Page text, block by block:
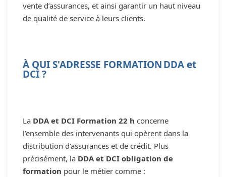
vente d’assurances, et ainsi garantir un haut niveau
de qualité de service à leurs clients.
À QUI S'ADRESSE FORMATION DDA et
DCI ?
La DDA et DCI Formation 22 h concerne
l’ensemble des intervenants qui opèrent dans la
distribution d’assurances et de crédit. Plus
précisément, la DDA et DCI obligation de
formation pour le métier comme :